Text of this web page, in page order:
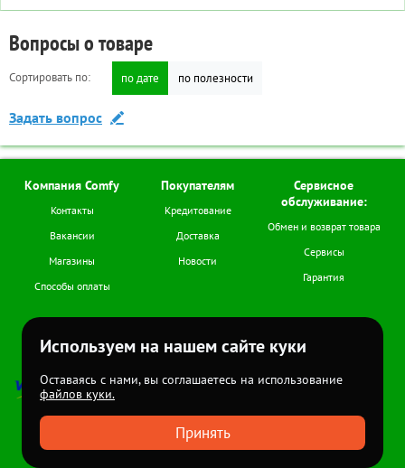
Технические характеристики
Дополнительные
Бренд:
Диагональ экрана
40
Аксессуары для товара
< >
Отзывы о товаре
Сортировать по: по дате по полезности
Написать отзыв
Вопросы о товаре
Сортировать по: по дате по полезности
Задать вопрос
Компания Comfy
Контакты
Вакансии
Магазины
Способы оплаты
Покупателям
Кредитование
Доставка
Новости
Сервисное
обслуживание:
Обмен и возврат товара
Сервисы
Гарантия
защищены2026
Используем на нашем сайте куки
Оставаясь с нами, вы соглашаетесь на использование
файлов куки.
Принять